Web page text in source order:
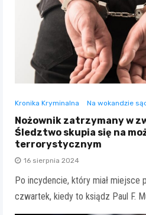
Kronika Kryminalna Na wokandzie
Nożownik zatrzymany w
Śledztwo skupia się na
terrorystycznym
16 sierpnia 2024
Po incydencie, który miał miejsce
czwartek, kiedy to ksiądz Paul F.